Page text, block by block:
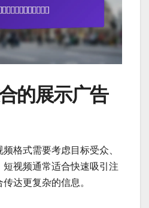
的展示广告
格式需要考虑目标受众、
短视频通常适合快速吸引注
达更复杂的信息。